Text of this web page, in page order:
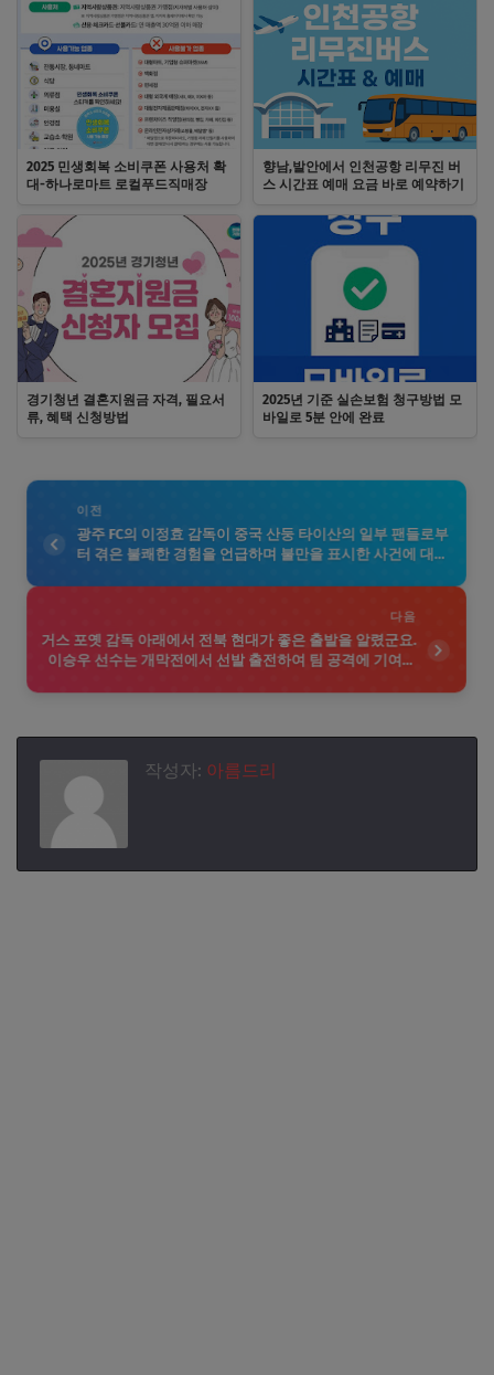
2025 민생회복 소비쿠폰 사용처 확
대-하나로마트 로컬푸드직매장
향남,발안에서 인천공항 리무진 버
스 시간표 예매 요금 바로 예약하기
경기청년 결혼지원금 자격, 필요서
류, 혜택 신청방법
2025년 기준 실손보험 청구방법 모
바일로 5분 안에 완료
이전
광주 FC의 이정효 감독이 중국 산둥 타이산의 일부 팬들로부
터 겪은 불쾌한 경험을 언급하며 불만을 표시한 사건에 대해
등이 포함될 수 있습니다. 이 감독은 이러한 몰상식한 행위에
대해 강한 유감을 표명하며, 팬들의 태도가 변해야 한다고 강
조했습니다. 이와 같은 사건은 스포츠의 도전정신과 함께 인
도 합니다. 앞으로 이러한 문제가 더 이상 발생하지 않도록 모
다.
다음
거스 포옛 감독 아래에서 전북 현대가 좋은 출발을 알렸군요.
이승우 선수는 개막전에서 선발 출전하여 팀 공격에 기여한
지기를 바랍니다. 이 팀의 상승세가 계속되길 응원합니다!
작성자: 아름드리